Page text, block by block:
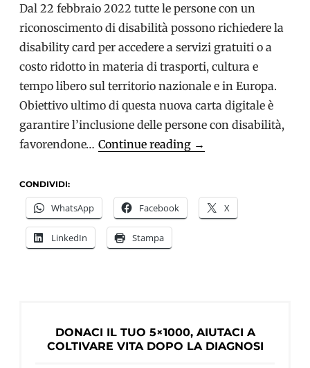
Dal 22 febbraio 2022 tutte le persone con un
riconoscimento di disabilità possono richiedere la
disability card per accedere a servizi gratuiti o a
costo ridotto in materia di trasporti, cultura e
tempo libero sul territorio nazionale e in Europa.
Obiettivo ultimo di questa nuova carta digitale è
garantire l’inclusione delle persone con disabilità,
favorendone… Continue reading Come
nuova
Carta
→
CONDIVIDI:
WhatsApp Facebook X
LinkedIn Stampa
DONACI IL TUO 5×1000, AIUTACI A
COLTIVARE VITA DOPO LA DIAGNOSI